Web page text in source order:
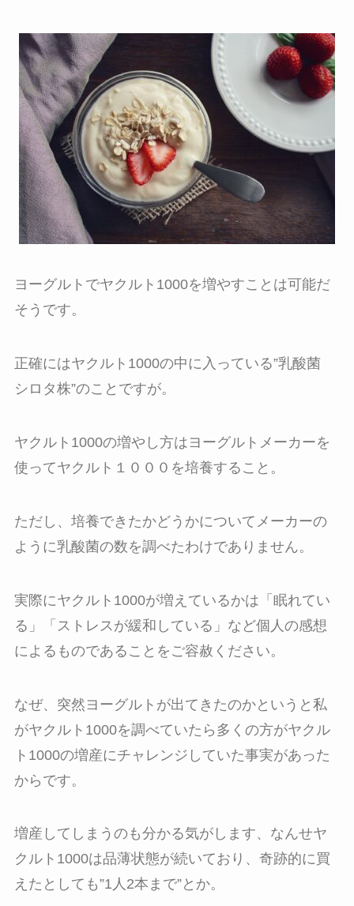
ヨーグルトでヤクルト1000を増やすことは可能だ
そうです。
正確にはヤクルト1000の中に入っている”乳酸菌
シロタ株”のことですが。
ヤクルト1000の増やし方はヨーグルトメーカーを
使ってヤクルト１０００を培養すること。
ただし、培養できたかどうかについてメーカーの
ように乳酸菌の数を調べたわけでありません。
実際にヤクルト1000が増えているかは「眠れてい
る」「ストレスが緩和している」など個人の感想
によるものであることをご容赦ください。
なぜ、突然ヨーグルトが出てきたのかというと私
がヤクルト1000を調べていたら多くの方がヤクル
ト1000の増産にチャレンジしていた事実があった
からです。
増産してしまうのも分かる気がします、なんせヤ
クルト1000は品薄状態が続いており、奇跡的に買
えたとしても”1人2本まで”とか。